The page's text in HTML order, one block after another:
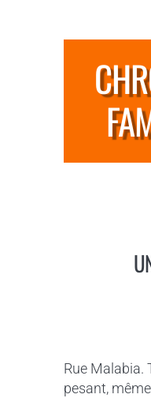
Rue Malabia.
pesant,